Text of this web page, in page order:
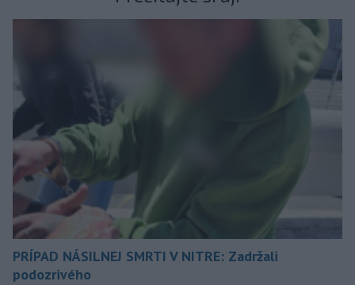
PRÍPAD NÁSILNEJ SMRTI V NITRE: Zadržali
podozrivého